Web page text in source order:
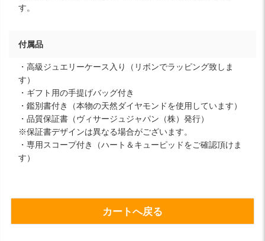
す。
付属品
・高級ジュエリーケース入り（リボンでラッピング致しま
す）
・ギフト用の手提げバッグ付き
・鑑別書付き（本物の天然ダイヤモンドを使用しています）
・品質保証書（ヴィサージュジャパン（株）発行）
※保証書デザインは異なる場合がございます。
・専用スコープ付き（ハート＆キューピッドをご確認頂けま
す）
カートへ戻る